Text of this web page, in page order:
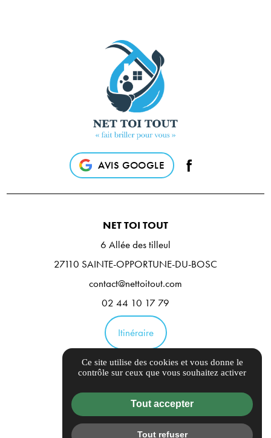
AVIS GOOGLE
NET TOI TOUT
6 Allée des tilleul
27110 SAINTE-OPPORTUNE-DU-BOSC
contact@nettoitout.com
02 44 10 17 79
Itinéraire
Guide local
Mentions légales
Politique de confidentialité
Ce site utilise des cookies et vous donne le
contrôle sur ceux que vous souhaitez activer
Tout accepter
Tout refuser